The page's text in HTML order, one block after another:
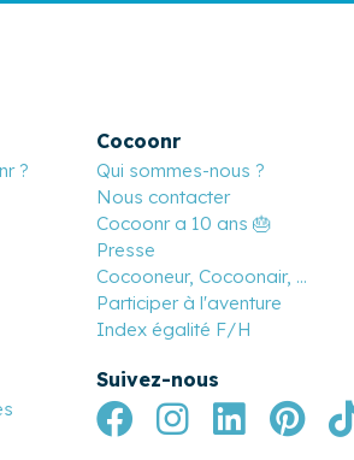
?
Cocoonr
Qui sommes-nous ?
Nous contacter
Cocoonr a 10 ans 🎂
Presse
Cocooneur, Cocoonair, ...
Participer à l'aventure
Index égalité F/H
Suivez-nous